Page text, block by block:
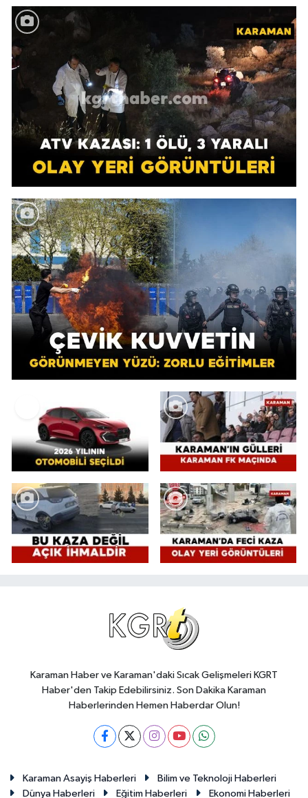
Karaman Haber ve Karaman'daki Sıcak Gelişmeleri KGRT
Haber'den Takip Edebilirsiniz. Son Dakika Karaman
Haberlerinden Hemen Haberdar Olun!
Karaman Asayiş Haberleri
Bilim ve Teknoloji Haberleri
Dünya Haberleri
Eğitim Haberleri Ekonomi Haberleri